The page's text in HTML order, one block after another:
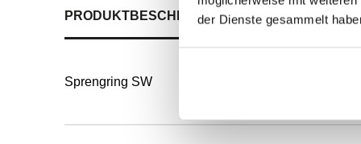
der Dienste gesammelt
PRODUKTBESCHREIBUNGALLE
Sprengring SW